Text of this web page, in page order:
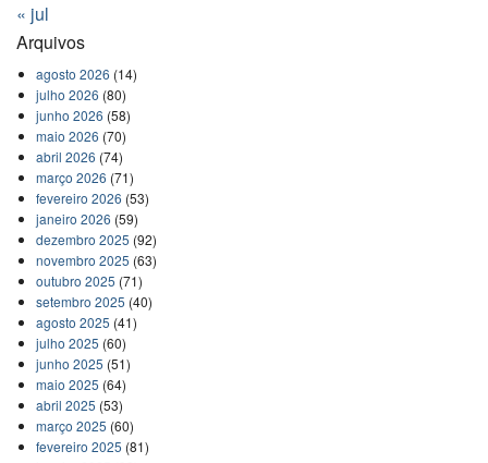
« jul
Arquivos
agosto 2026 (14)
julho 2026 (80)
junho 2026 (58)
maio 2026 (70)
abril 2026 (74)
março 2026 (71)
fevereiro 2026 (53)
janeiro 2026 (59)
dezembro 2025 (92)
novembro 2025 (63)
outubro 2025 (71)
setembro 2025 (40)
agosto 2025 (41)
julho 2025 (60)
junho 2025 (51)
maio 2025 (64)
abril 2025 (53)
março 2025 (60)
fevereiro 2025 (81)